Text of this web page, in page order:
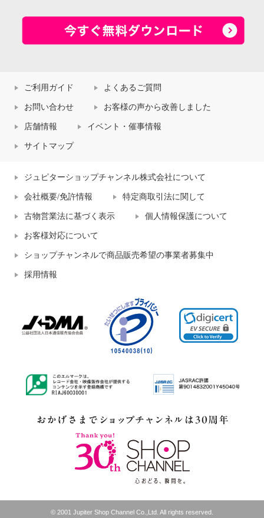
ご利用ガイド よくあるご質問
お問い合わせ お客様の声から改善しました
店舗情報 イベント・催事情報
サイトマップ
ジュピターショップチャンネル株式会社について
会社概要/免許情報 特定商取引法に関して
古物営業法に基づく表示 個人情報保護について
お客様対応について
ショップチャンネルで商品販売希望の事業者募集中
採用情報
© 2001 Jupiter Shop Channel Co.,Ltd. All rights reserved.